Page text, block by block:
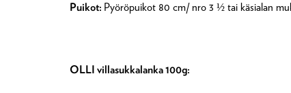
Puikot: Pyöröpuikot 80 cm/ nro 3 ½ tai käsialan
OLLI villasukkalanka 100g: